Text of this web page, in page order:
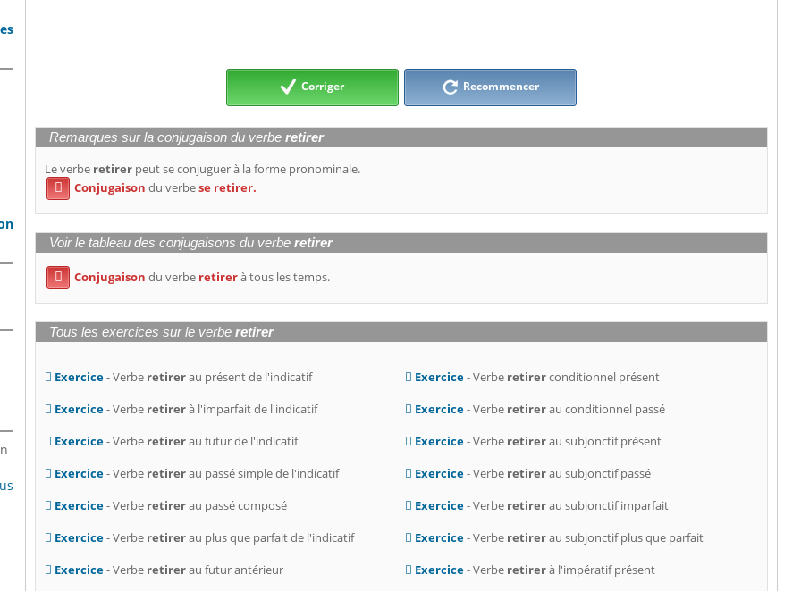
Corriger Recommencer
Remarques sur la conjugaison du verberetirer
Le verbe retirer peut se conjuguer à la forme pronominale.
 Conjugaison du verbese retirer.
Voir le tableau des conjugaisons du verberetirer
 Conjugaison du verbe retirerà tous les temps.
Tous les exercices sur le verberetirer
Exercice- Verbe retirerau présent de l'indicatif
Exercice- Verbe retirerà l'imparfait de l'indicatif
Exercice- Verbe retirerau futur de l'indicatif
Exercice- Verbe retirerau passé simple de l'indicatif
Exercice- Verbe retirerau passé composé
Exercice- Verbe retirerau plus que parfait de l'indicatif
Exercice- Verbe retirerau futur antérieur
Exercice- Verbe retirerconditionnel présent
Exercice- Verbe retirerau conditionnel passé
Exercice- Verbe retirerau subjonctif présent
Exercice- Verbe retirerau subjonctif passé
Exercice- Verbe retirerau subjonctif imparfait
Exercice- Verbe retirerau subjonctif plus que parfait
Exercice- Verbe retirerà l'impératif présent